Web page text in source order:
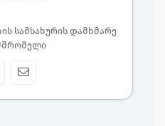
სამსახურის დამხმარე